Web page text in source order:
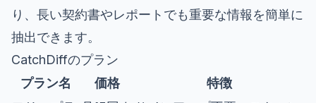
り、長い契約書やレポートでも重要な情報を簡単に
抽出できます。
CatchDiffのプラン
プラン名
価格
特徴